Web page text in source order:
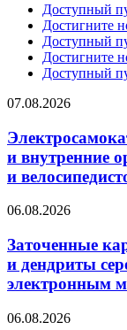
Доступный
Достигните
Доступный
Достигните
Доступный
Электросамокатчики
голову
и внутренние
органы
чаще
и велосипедистов.
они
получали
реже
07.08.2026
и внутренние
и
Заточенные
горящий
магний
и дендриты
серебра.
можно
06.08.2026
Заточенные
и дендриты
электронным
Убивавшего
06.08.2026